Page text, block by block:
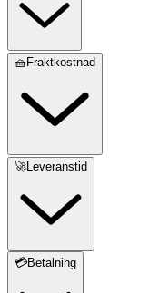
🧺Fraktkostnad
🚀Leveranstid
💳Betalning